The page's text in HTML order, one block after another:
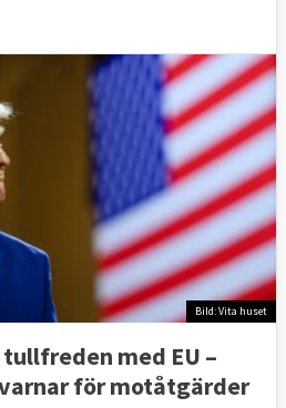
protektionistisk linje
Irland och Polenhar
vid
den sydamerikanska
eftersom de befarar
mot deras nationella
något större
än i ministerkretsen.
Bild: Vita huset
med EU –
för motåtgärder